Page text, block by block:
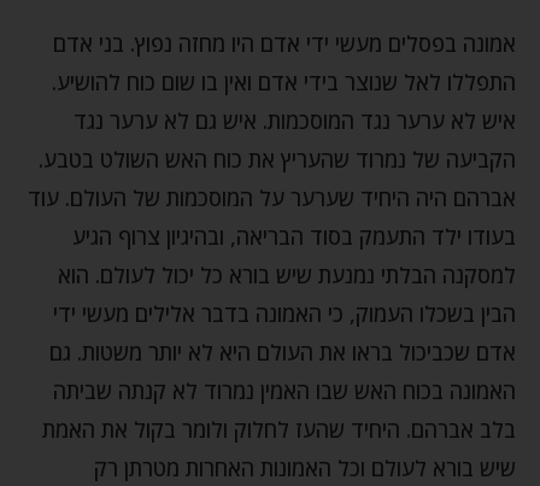
אמונה בפסלים מעשי ידי אדם היו מחזה נפוץ. בני אדם
התפללו לאל שנוצר בידי אדם ואין בו שום כוח להושיע.
איש לא ערער נגד המוסכמות. איש גם לא ערער נגד
הקביעה של נמרוד שהעריץ את כוח האש השולט בטבע.
אברהם היה היחיד שערער על המוסכמות של העולם. עוד
בעודו ילד התעמק בסוד הבריאה, ובהיגיון צרוף הגיע
למסקנה הבלתי נמנעת שיש בורא כל יכול לעולם. הוא
הבין בשכלו העמוק, כי האמונה בדבר אלילים מעשי ידי
אדם שכביכול בראו את העולם היא לא יותר משטות. גם
האמונה בכוח האש שבו האמין נמרוד לא קנתה שביתה
בלב אברהם. היחיד שהעז לחלוק ולומר בקול את האמת
שיש בורא לעולם וכל האמונות האחרות מטרתן רק